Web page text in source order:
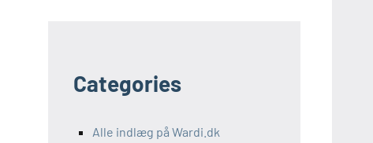
Categories
Alle indlæg på Wardi.dk